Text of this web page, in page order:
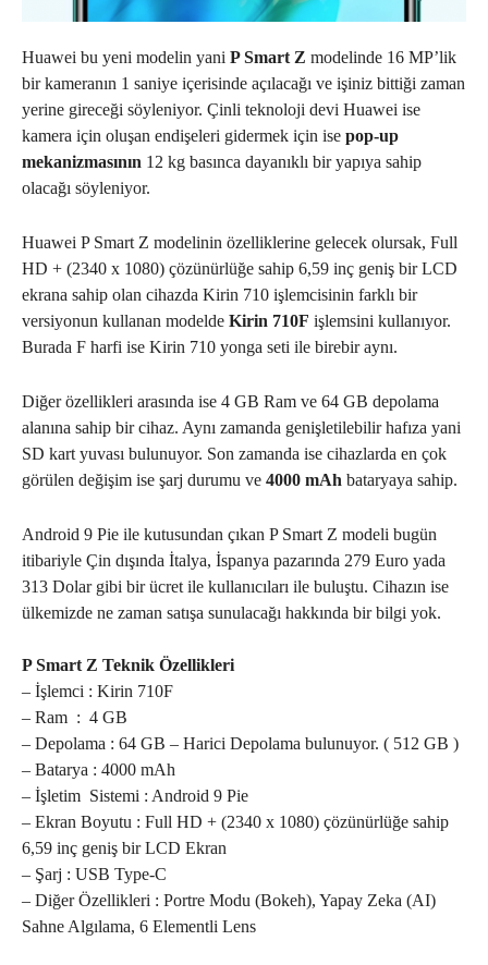
Huawei bu yeni modelin yani P Smart Z modelinde 16 MP’lik
bir kameranın 1 saniye içerisinde açılacağı ve işiniz bittiği zaman
yerine gireceği söyleniyor. Çinli teknoloji devi Huawei ise
kamera için oluşan endişeleri gidermek için ise pop-up
mekanizmasının 12 kg basınca dayanıklı bir yapıya sahip
olacağı söyleniyor.
Huawei P Smart Z modelinin özelliklerine gelecek olursak, Full
HD + (2340 x 1080) çözünürlüğe sahip 6,59 inç geniş bir LCD
ekrana sahip olan cihazda Kirin 710 işlemcisinin farklı bir
versiyonun kullanan modelde Kirin 710F işlemsini kullanıyor.
Burada F harfi ise Kirin 710 yonga seti ile birebir aynı.
Diğer özellikleri arasında ise 4 GB Ram ve 64 GB depolama
alanına sahip bir cihaz. Aynı zamanda genişletilebilir hafıza yani
SD kart yuvası bulunuyor. Son zamanda ise cihazlarda en çok
görülen değişim ise şarj durumu ve 4000 mAh bataryaya sahip.
Android 9 Pie ile kutusundan çıkan P Smart Z modeli bugün
itibariyle Çin dışında İtalya, İspanya pazarında 279 Euro yada
313 Dolar gibi bir ücret ile kullanıcıları ile buluştu. Cihazın ise
ülkemizde ne zaman satışa sunulacağı hakkında bir bilgi yok.
P Smart Z Teknik Özellikleri
– İşlemci : Kirin 710F
– Ram : 4 GB
– Depolama : 64 GB – Harici Depolama bulunuyor. ( 512 GB )
– Batarya : 4000 mAh
– İşletim Sistemi : Android 9 Pie
– Ekran Boyutu : Full HD + (2340 x 1080) çözünürlüğe sahip
6,59 inç geniş bir LCD Ekran
– Şarj : USB Type-C
– Diğer Özellikleri : Portre Modu (Bokeh), Yapay Zeka (AI)
Sahne Algılama, 6 Elementli Lens